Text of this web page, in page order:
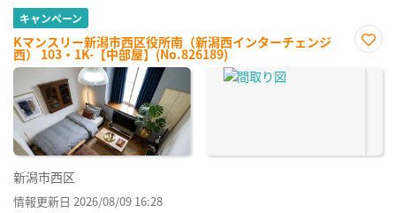
キャンペーン
Kマンスリー新潟市西区役所南（新潟西インターチェンジ
西） 103・1K-【中部屋】(No.826189)
に入
新潟市西区
情報更新日 2026/08/09 16:28